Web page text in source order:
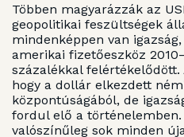
Többen magyarázzák az
geopolitikai feszültségek
mindenképpen van
amerikai fizetőeszköz
százalékkal
hogy a dollár elkezdett
központúságából, de
fordul elő a
valószínűleg sok minden